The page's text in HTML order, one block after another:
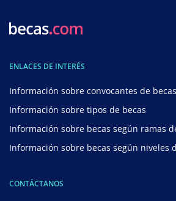
ENLACES DE INTERÉS
Información sobre convocantes de becas
Información sobre tipos de becas
Información sobre becas según ramas
Información sobre becas según niveles
CONTÁCTANOS